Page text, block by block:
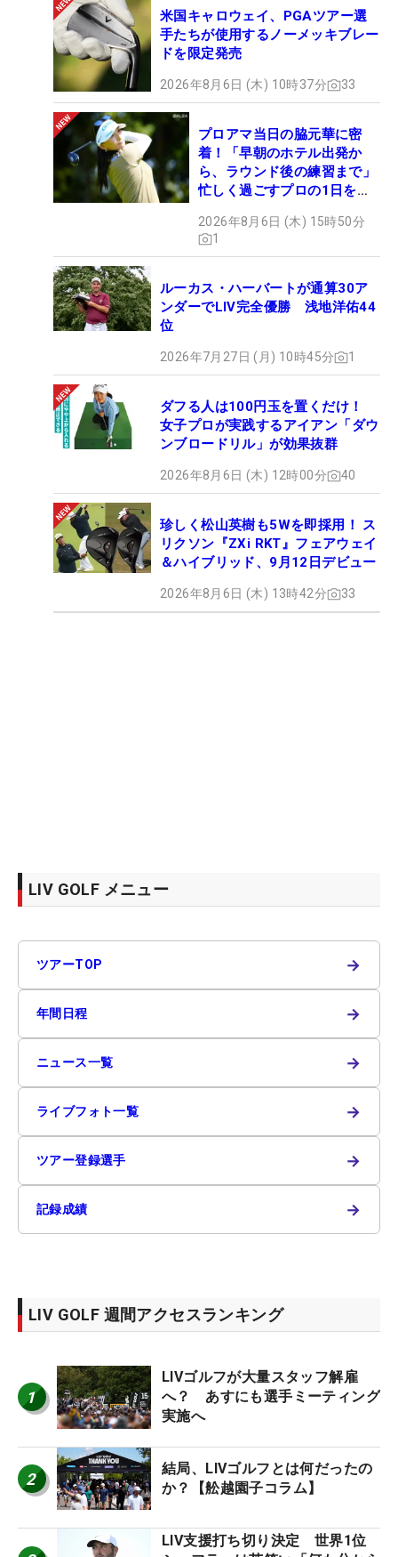
米国キャロウェイ、PGAツアー選
手たちが使用するノーメッキブレー
ドを限定発売
2026年8月6日 (木) 10時37分 33
プロアマ当日の脇元華に密
着！「早朝のホテル出発か
ら、ラウンド後の練習まで」
忙しく過ごすプロの1日を公
2026年8月6日 (木) 15時50分
1
ルーカス・ハーバートが通算30ア
ンダーでLIV完全優勝 浅地洋佑44
位
2026年7月27日 (月) 10時45分 1
ダフる人は100円玉を置くだけ！
女子プロが実践するアイアン「ダウ
ンブロードリル」が効果抜群
2026年8月6日 (木) 12時00分 40
珍しく松山英樹も5Wを即採用！ ス
リクソン『ZXi RKT』フェアウェイ
＆ハイブリッド、9月12日デビュー
2026年8月6日 (木) 13時42分 33
LIV GOLF メニュー
ツアーTOP →
年間日程 →
ニュース一覧 →
ライブフォト一覧 →
ツアー登録選手 →
記録成績 →
LIV GOLF 週間アクセスランキング
1
LIVゴルフが大量スタッフ解雇
へ？ あすにも選手ミーティング
実施へ
2
結局、LIVゴルフとは何だったの
か？【舩越園子コラム】
LIV支援打ち切り決定 世界1位